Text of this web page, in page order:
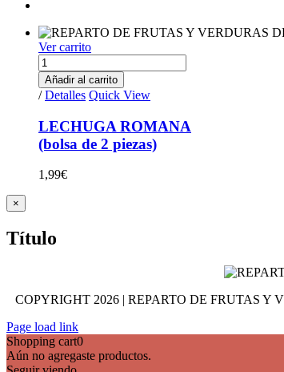
Ver carrito
LECHUGA
ROMANA(bolsa
de
2
piezas)
quantity
Añadir al carrito
/ Detalles Quick View
LECHUGA ROMANA
(bolsa de 2 piezas)
1,99€
Close
product
view
×
Título
COPYRIGHT 2026 | REPARTO DE FRUTAS Y
Page load link
Shopping cart0
Aún no agregaste productos.